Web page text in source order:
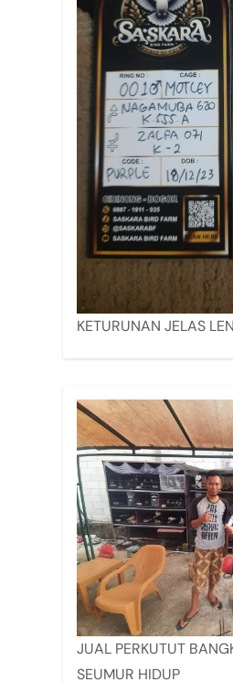
KETURUNAN JELAS
JUAL PERKUTUT
SEUMUR HIDUP